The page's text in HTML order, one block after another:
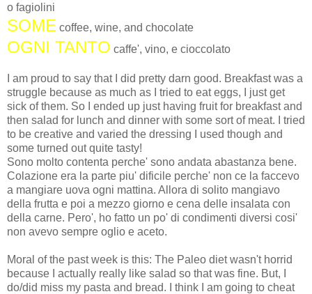
o fagiolini
SOME coffee, wine, and chocolate
OGNI TANTO caffe', vino, e cioccolato
I am proud to say that I did pretty darn good. Breakfast was a
struggle because as much as I tried to eat eggs, I just get
sick of them. So I ended up just having fruit for breakfast and
then salad for lunch and dinner with some sort of meat. I tried
to be creative and varied the dressing I used though and
some turned out quite tasty!
Sono molto contenta perche' sono andata abastanza bene.
Colazione era la parte piu' dificile perche' non ce la faccevo
a mangiare uova ogni mattina. Allora di solito mangiavo
della frutta e poi a mezzo giorno e cena delle insalata con
della carne. Pero', ho fatto un po' di condimenti diversi cosi'
non avevo sempre oglio e aceto.
Moral of the past week is this: The Paleo diet wasn't horrid
because I actually really like salad so that was fine. But, I
do/did miss my pasta and bread. I think I am going to cheat